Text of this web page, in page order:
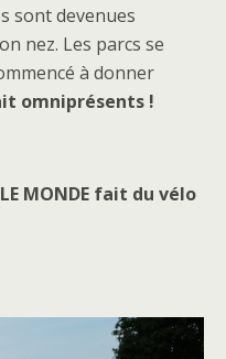
sont devenues
nez. Les parcs se
à donner
omniprésents !
MONDE fait du vélo